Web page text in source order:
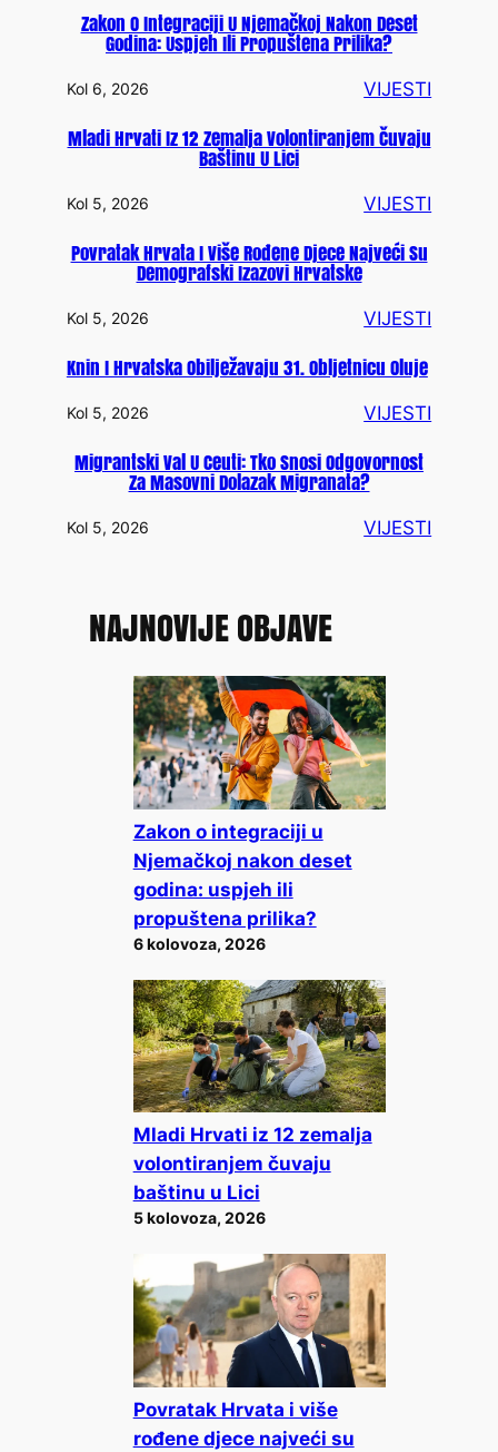
Zakon O Integraciji U Njemačkoj Nakon Deset
Godina: Uspjeh Ili Propuštena Prilika?
Kol 6, 2026 VIJESTI
Mladi Hrvati Iz 12 Zemalja Volontiranjem Čuvaju
Baštinu U Lici
Kol 5, 2026 VIJESTI
Povratak Hrvata I Više Rođene Djece Najveći Su
Demografski Izazovi Hrvatske
Kol 5, 2026 VIJESTI
Knin I Hrvatska Obilježavaju 31. Obljetnicu Oluje
Kol 5, 2026 VIJESTI
Migrantski Val U Ceuti: Tko Snosi Odgovornost
Za Masovni Dolazak Migranata?
Kol 5, 2026 VIJESTI
NAJNOVIJE OBJAVE
Zakon o integraciji u
Njemačkoj nakon deset
godina: uspjeh ili
propuštena prilika?
6 kolovoza, 2026
Mladi Hrvati iz 12 zemalja
volontiranjem čuvaju
baštinu u Lici
5 kolovoza, 2026
Povratak Hrvata i više
rođene djece najveći su